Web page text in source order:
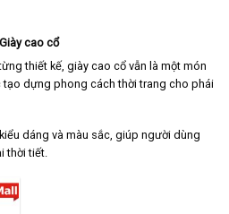
Giày cao cổ
thiết kế, giày cao cổ vẫn là một món
dựng phong cách thời trang cho phái
dáng và màu sắc, giúp người dùng
thời tiết.